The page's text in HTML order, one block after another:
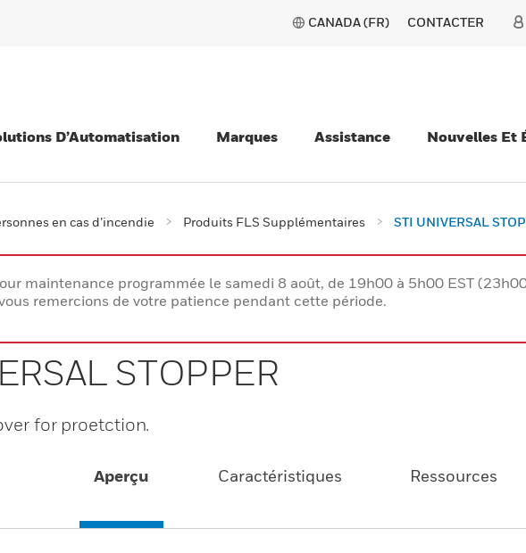
CANADA (FR) CONTACTER
D’Automatisation Marques Assistance Nouvelles Et
en cas d’incendie Produits FLS Supplémentaires STI UNIVERSAL
maintenance programmée le samedi 8 août, de 19h00 à 5h00 EST
remercions de votre patience pendant cette période.
STOPPER
for proetction.
Aperçu Caractéristiques Ressources